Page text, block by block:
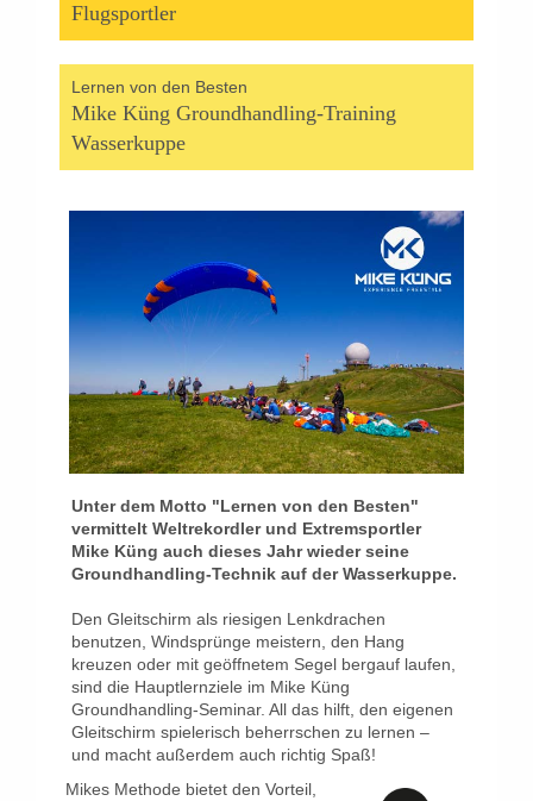
Flugsportler
Lernen von den Besten
Mike Küng Groundhandling-Training
Wasserkuppe
Unter dem Motto "Lernen von den Besten"
vermittelt Weltrekordler und Extremsportler
Mike Küng auch dieses Jahr wieder seine
Groundhandling-Technik auf der Wasserkuppe.
Den Gleitschirm als riesigen Lenkdrachen
benutzen, Windsprünge meistern, den Hang
kreuzen oder mit geöffnetem Segel bergauf laufen,
sind die Hauptlernziele im Mike Küng
Groundhandling-Seminar. All das hilft, den eigenen
Gleitschirm spielerisch beherrschen zu lernen –
und macht außerdem auch richtig Spaß!
Mikes Methode bietet den Vorteil,